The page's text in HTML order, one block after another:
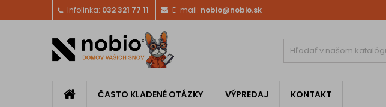
Infolinka: 032 321 77 11 E-mail: nobio@nobio.sk
ČASTO KLADENÉ OTÁZKY VÝPREDAJ KONTAKT